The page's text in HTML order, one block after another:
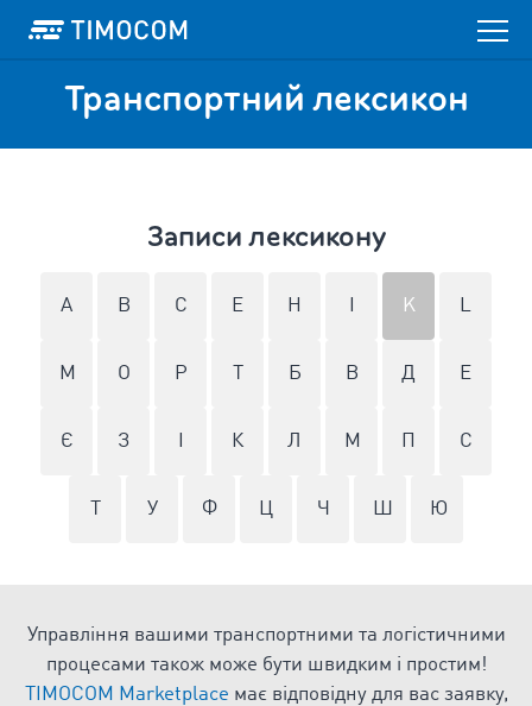
Транспортний лексикон
Записи лексикону
A B C E H K L
M O P Б В Д Е
Є З К Л М С
У Ф Ц Ч Ш Ю
Управління вашими транспортними та логістичними
процесами також може бути швидким і простим!
TIMOCOM Marketplace має відповідну для вас заявку,